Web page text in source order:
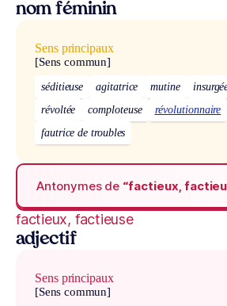
nom féminin
Sens principaux
[Sens commun]
séditieuse agitatrice mutine
révoltée
comploteuse
révolutionnaire
fautrice de troubles
Antonymes de “factieux,
factieux, factieuse
adjectif
Sens principaux
[Sens commun]